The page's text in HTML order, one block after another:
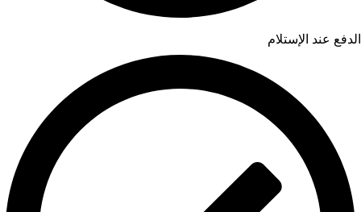
الدفع عند الإستلام